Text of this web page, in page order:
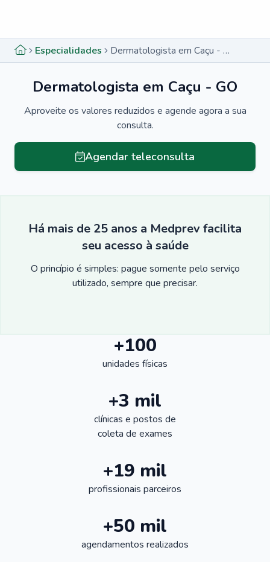
Especialidades Dermatologista em Caçu - GO
Dermatologista em Caçu - GO
Aproveite os valores reduzidos e agende agora a sua
consulta.
Agendar teleconsulta
Há mais de 25 anos a Medprev facilita
seu acesso à saúde
O princípio é simples: pague somente pelo serviço
utilizado, sempre que precisar.
+100
unidades físicas
+3 mil
clínicas e postos de
coleta de exames
+19 mil
profissionais parceiros
+50 mil
agendamentos realizados